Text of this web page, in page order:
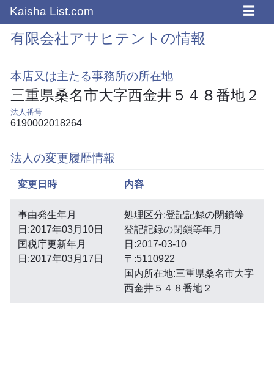
Kaisha List.com ☰
有限会社アサヒテントの情報
本店又は主たる事務所の所在地
三重県桑名市大字西金井５４８番地２
法人番号
6190002018264
法人の変更履歴情報
変更日時 内容
事由発生年月
日:2017年03月10日
国税庁更新年月
日:2017年03月17日
処理区分:登記記録の閉鎖等
登記記録の閉鎖等年月
日:2017-03-10
〒:5110922
国内所在地:三重県桑名市大字
西金井５４８番地２